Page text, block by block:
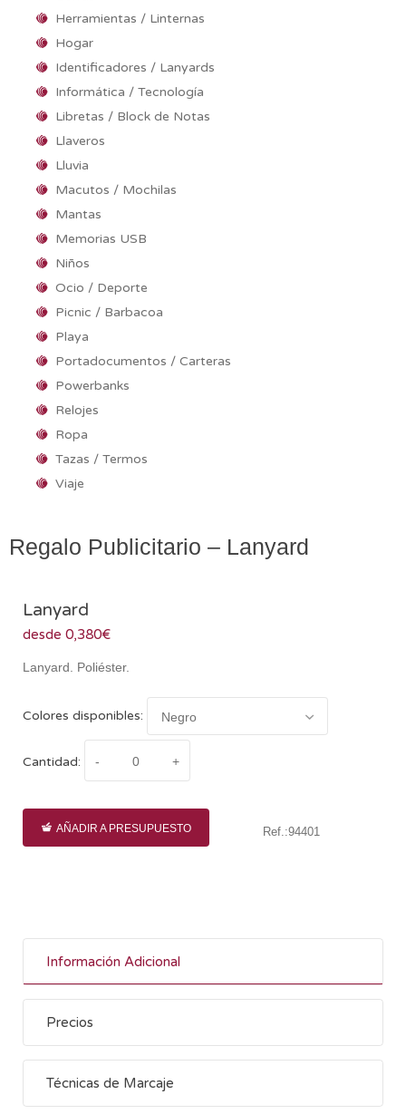
Herramientas / Linternas
Hogar
Identificadores / Lanyards
Informática / Tecnología
Libretas / Block de Notas
Llaveros
Lluvia
Macutos / Mochilas
Mantas
Memorias USB
Niños
Ocio / Deporte
Picnic / Barbacoa
Playa
Portadocumentos / Carteras
Powerbanks
Relojes
Ropa
Tazas / Termos
Viaje
Regalo Publicitario – Lanyard
Lanyard
desde 0,380€
Lanyard. Poliéster.
Colores disponibles:
Cantidad:
AÑADIR A PRESUPUESTO Ref.:94401
Información Adicional
Precios
Técnicas de Marcaje